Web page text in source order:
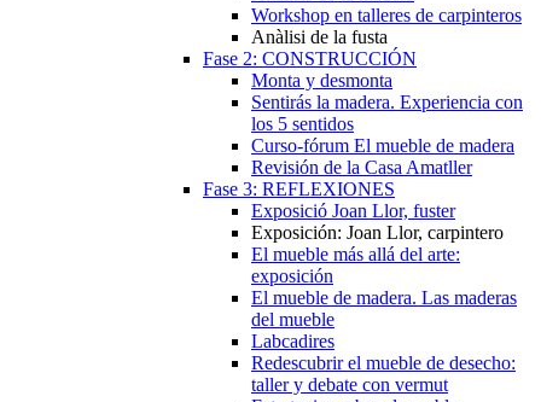
Workshop en talleres de carpinteros
Anàlisi de la fusta
Fase 2: CONSTRUCCIÓN
Monta y desmonta
Sentirás la madera. Experiencia con
los 5 sentidos
Curso-fórum El mueble de madera
Revisión de la Casa Amatller
Fase 3: REFLEXIONES
Exposició Joan Llor, fuster
Exposición: Joan Llor, carpintero
El mueble más allá del arte:
exposición
El mueble de madera. Las maderas
del mueble
Labcadires
Redescubrir el mueble de desecho:
taller y debate con vermut